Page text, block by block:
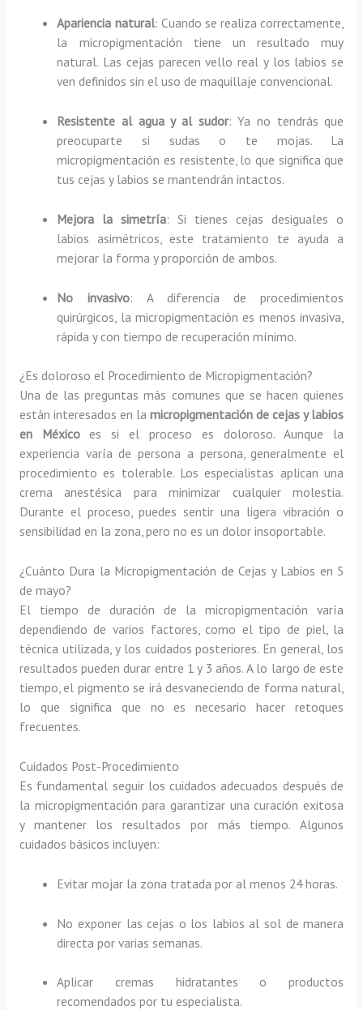
Apariencia natural: Cuando se realiza correctamente,
la micropigmentación tiene un resultado muy
natural. Las cejas parecen vello real y los labios se
ven definidos sin el uso de maquillaje convencional.
Resistente al agua y al sudor: Ya no tendrás que
preocuparte si sudas o te mojas. La
micropigmentación es resistente, lo que significa que
tus cejas y labios se mantendrán intactos.
Mejora la simetría: Si tienes cejas desiguales o
labios asimétricos, este tratamiento te ayuda a
mejorar la forma y proporción de ambos.
No invasivo: A diferencia de procedimientos
quirúrgicos, la micropigmentación es menos invasiva,
rápida y con tiempo de recuperación mínimo.
¿Es doloroso el Procedimiento de Micropigmentación?
Una de las preguntas más comunes que se hacen quienes
están interesados en la micropigmentación de cejas y labios
en Méxicoes si el proceso es doloroso. Aunque la
experiencia varía de persona a persona, generalmente el
procedimiento es tolerable. Los especialistas aplican una
crema anestésica para minimizar cualquier molestia.
Durante el proceso, puedes sentir una ligera vibración o
sensibilidad en la zona, pero no es un dolor insoportable.
¿Cuánto Dura la Micropigmentación de Cejas y Labios en 5
de mayo?
El tiempo de duración de la micropigmentación varía
dependiendo de varios factores, como el tipo de piel, la
técnica utilizada, y los cuidados posteriores. En general, los
resultados pueden durar entre 1 y 3 años. A lo largo de este
tiempo, el pigmento se irá desvaneciendo de forma natural,
lo que significa que no es necesario hacer retoques
frecuentes.
Cuidados Post-Procedimiento
Es fundamental seguir los cuidados adecuados después de
la micropigmentación para garantizar una curación exitosa
y mantener los resultados por más tiempo. Algunos
cuidados básicos incluyen:
Evitar mojar la zona tratada por al menos 24 horas.
No exponer las cejas o los labios al sol de manera
directa por varias semanas.
Aplicar cremas hidratantes o productos
recomendados por tu especialista.